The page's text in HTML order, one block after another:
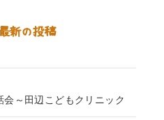
新の投稿
会～田辺こどもクリニック